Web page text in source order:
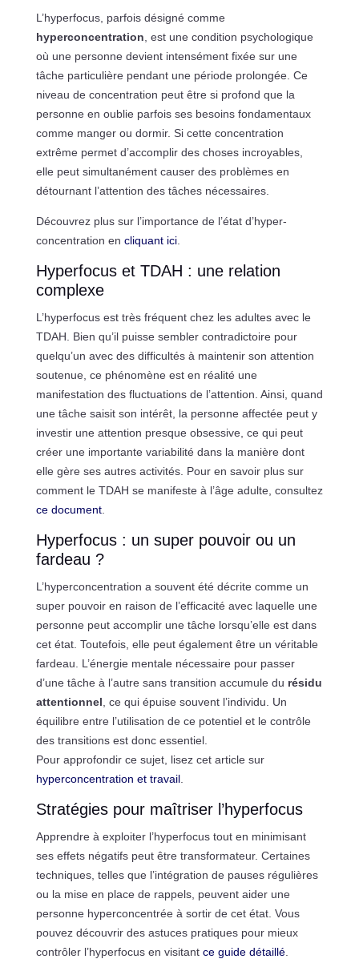
L’hyperfocus, parfois désigné comme
hyperconcentration , est une condition psychologique
où une personne devient intensément fixée sur une
tâche particulière pendant une période prolongée. Ce
niveau de concentration peut être si profond que la
personne en oublie parfois ses besoins fondamentaux
comme manger ou dormir. Si cette concentration
extrême permet d’accomplir des choses incroyables,
elle peut simultanément causer des problèmes en
détournant l’attention des tâches nécessaires.
Découvrez plus sur l’importance de l’état d’hyper-
concentration en cliquant ici.
Hyperfocus et TDAH : une relation
complexe
L’hyperfocus est très fréquent chez les adultes avec le
TDAH. Bien qu’il puisse sembler contradictoire pour
quelqu’un avec des difficultés à maintenir son attention
soutenue, ce phénomène est en réalité une
manifestation des fluctuations de l’attention. Ainsi, quand
une tâche saisit son intérêt, la personne affectée peut y
investir une attention presque obsessive, ce qui peut
créer une importante variabilité dans la manière dont
elle gère ses autres activités. Pour en savoir plus sur
comment le TDAH se manifeste à l’âge adulte, consultez
ce document.
Hyperfocus : un super pouvoir ou un
fardeau ?
L’hyperconcentration a souvent été décrite comme un
super pouvoir en raison de l’efficacité avec laquelle une
personne peut accomplir une tâche lorsqu’elle est dans
cet état. Toutefois, elle peut également être un véritable
fardeau. L’énergie mentale nécessaire pour passer
d’une tâche à l’autre sans transition accumule du résidu
attentionnel , ce qui épuise souvent l’individu. Un
équilibre entre l’utilisation de ce potentiel et le contrôle
des transitions est donc essentiel.
Pour approfondir ce sujet, lisez cet article sur
hyperconcentration et travail.
Stratégies pour maîtriser l’hyperfocus
Apprendre à exploiter l’hyperfocus tout en minimisant
ses effets négatifs peut être transformateur. Certaines
techniques, telles que l’intégration de pauses régulières
ou la mise en place de rappels, peuvent aider une
personne hyperconcentrée à sortir de cet état. Vous
pouvez découvrir des astuces pratiques pour mieux
contrôler l’hyperfocus en visitant ce guide détaillé.